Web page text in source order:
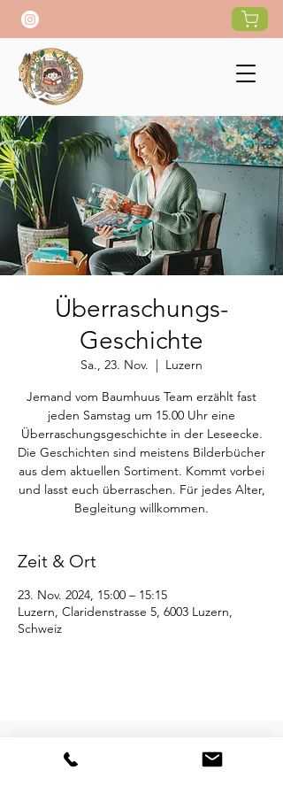
Überraschungs-
Geschichte
Sa., 23. Nov.
  |
Luzern
Jemand vom Baumhuus Team erzählt fast
jeden Samstag um 15.00 Uhr eine
Überraschungsgeschichte in der Leseecke.
Die Geschichten sind meistens Bilderbücher
aus dem aktuellen Sortiment. Kommt vorbei
und lasst euch überraschen. Für jedes Alter,
Begleitung willkommen.
Zeit & Ort
23. Nov. 2024, 15:00 – 15:15
Luzern, Claridenstrasse 5, 6003 Luzern,
Schweiz